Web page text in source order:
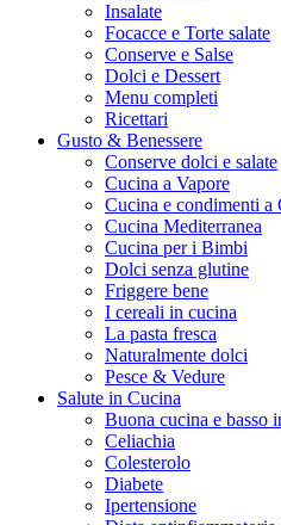
Insalate
Focacce e Torte salate
Conserve e Salse
Dolci e Dessert
Menu completi
Ricettari
Gusto & Benessere
Conserve dolci e salate
Cucina a Vapore
Cucina e condimenti a
Cucina Mediterranea
Cucina per i Bimbi
Dolci senza glutine
Friggere bene
I cereali in cucina
La pasta fresca
Naturalmente dolci
Pesce & Vedure
Salute in Cucina
Buona cucina e basso
Celiachia
Colesterolo
Diabete
Ipertensione